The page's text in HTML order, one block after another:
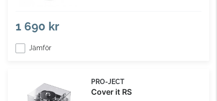
1 690 kr
Jämför
PRO-JECT
Cover it RS